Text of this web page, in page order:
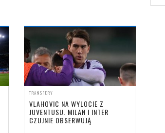
TRANSFERY
VLAHOVIC NA WYLOCIE Z
JUVENTUSU. MILAN I INTER
CZUJNIE OBSERWUJĄ